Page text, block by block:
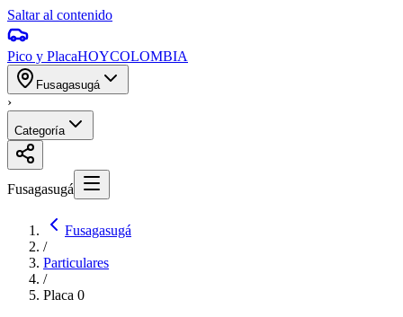
Saltar al contenido
Pico y PlacaHOYCOLOMBIA
Fusagasugá
›
Categoría
Fusagasugá
Fusagasugá
/
Particulares
/
Placa 0